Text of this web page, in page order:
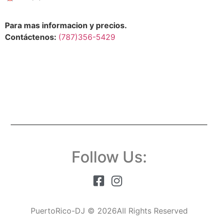
Para mas informacion y precios.
Contáctenos: (787)356-5429
Follow Us:
PuertoRico-DJ © 2026All Rights Reserved